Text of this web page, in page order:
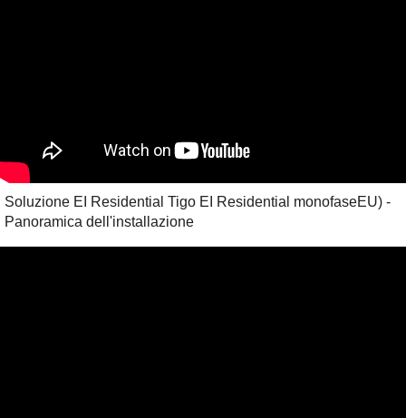
Soluzione EI Residential Tigo EI Residential monofaseEU) -
Panoramica dell'installazione